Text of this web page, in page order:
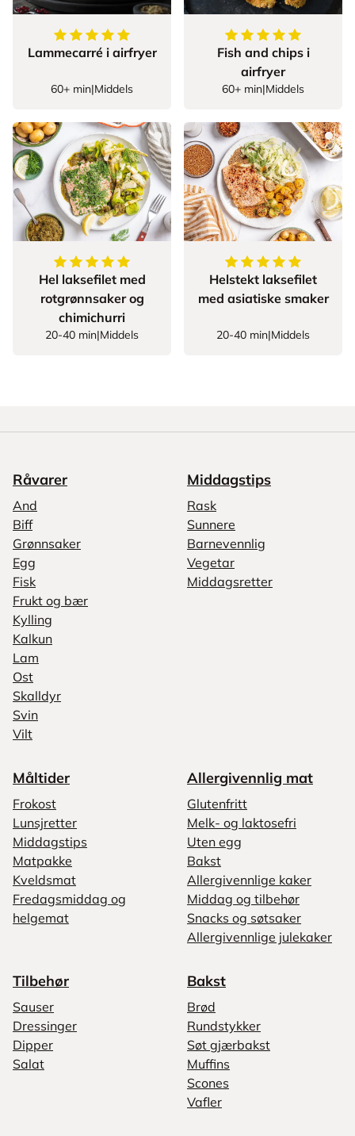
5av5stjerner
Lammecarré i airfryer
60+ min|Middels
5av5stjerner
Fish and chips i
airfryer
60+ min|Middels
5av5stjerner
Hel laksefilet med
rotgrønnsaker og
chimichurri
20-40 min|Middels
5av5stjerner
Helstekt laksefilet
med asiatiske smaker
20-40 min|Middels
Råvarer
And
Biff
Grønnsaker
Egg
Fisk
Frukt og bær
Kylling
Kalkun
Lam
Ost
Skalldyr
Svin
Vilt
Middagstips
Rask
Sunnere
Barnevennlig
Vegetar
Middagsretter
Måltider
Frokost
Lunsjretter
Middagstips
Matpakke
Kveldsmat
Fredagsmiddag og
helgemat
Allergivennlig mat
Glutenfritt
Melk- og laktosefri
Uten egg
Bakst
Allergivennlige kaker
Middag og tilbehør
Snacks og søtsaker
Allergivennlige julekaker
Tilbehør
Sauser
Dressinger
Dipper
Salat
Bakst
Brød
Rundstykker
Søt gjærbakst
Muffins
Scones
Vafler